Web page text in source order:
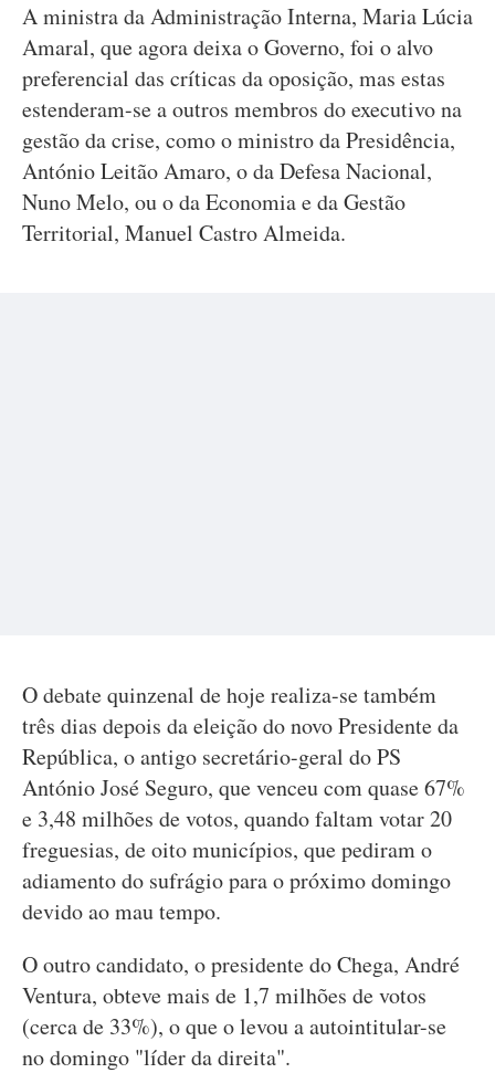
A ministra da Administração Interna, Maria Lúcia
Amaral, que agora deixa o Governo, foi o alvo
preferencial das críticas da oposição, mas estas
estenderam-se a outros membros do executivo na
gestão da crise, como o ministro da Presidência,
António Leitão Amaro, o da Defesa Nacional,
Nuno Melo, ou o da Economia e da Gestão
Territorial, Manuel Castro Almeida.
O debate quinzenal de hoje realiza-se também
três dias depois da eleição do novo Presidente da
República, o antigo secretário-geral do PS
António José Seguro, que venceu com quase 67%
e 3,48 milhões de votos, quando faltam votar 20
freguesias, de oito municípios, que pediram o
adiamento do sufrágio para o próximo domingo
devido ao mau tempo.
O outro candidato, o presidente do Chega, André
Ventura, obteve mais de 1,7 milhões de votos
(cerca de 33%), o que o levou a autointitular-se
no domingo "líder da direita".